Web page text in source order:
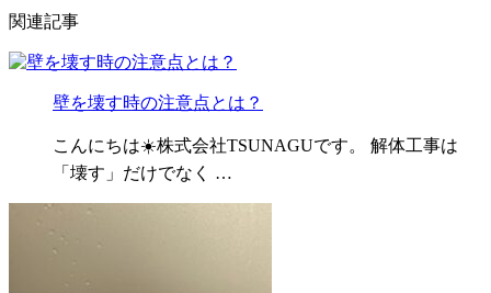
関連記事
壁を壊す時の注意点とは？
こんにちは☀️株式会社TSUNAGUです。 解体工事は
「壊す」だけでなく …